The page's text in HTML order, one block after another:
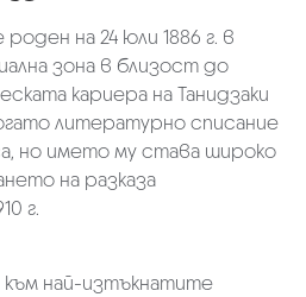
на 24 юли 1886 г. в
зона в близост до
кариера на Танидзаки
литературно списание
но името му става широко
на разказа
г.
към най-изтъкнатите